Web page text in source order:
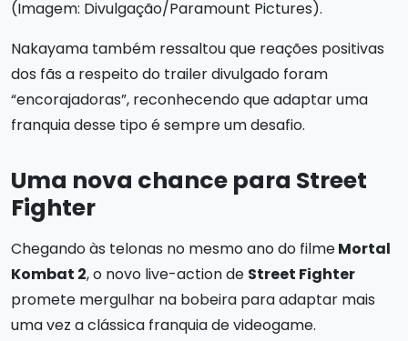
(Imagem: Divulgação/Paramount Pictures).
Nakayama também ressaltou que reações positivas
dos fãs a respeito do trailer divulgado foram
“encorajadoras”, reconhecendo que adaptar uma
franquia desse tipo é sempre um desafio.
Uma nova chance para Street
Fighter
Chegando às telonas no mesmo ano do filmeMortal
Kombat 2, o novo live-action de Street Fighter
promete mergulhar na bobeira para adaptar mais
uma vez a clássica franquia de videogame.